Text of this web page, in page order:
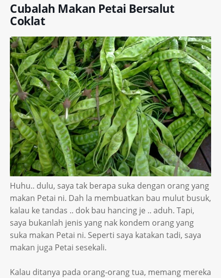
Cubalah Makan Petai Bersalut
Coklat
Huhu.. dulu, saya tak berapa suka dengan orang yang
makan Petai ni. Dah la membuatkan bau mulut busuk,
kalau ke tandas .. dok bau hancing je .. aduh. Tapi,
saya bukanlah jenis yang nak kondem orang yang
suka makan Petai ni. Seperti saya katakan tadi, saya
makan juga Petai sesekali.
Kalau ditanya pada orang-orang tua, memang mereka